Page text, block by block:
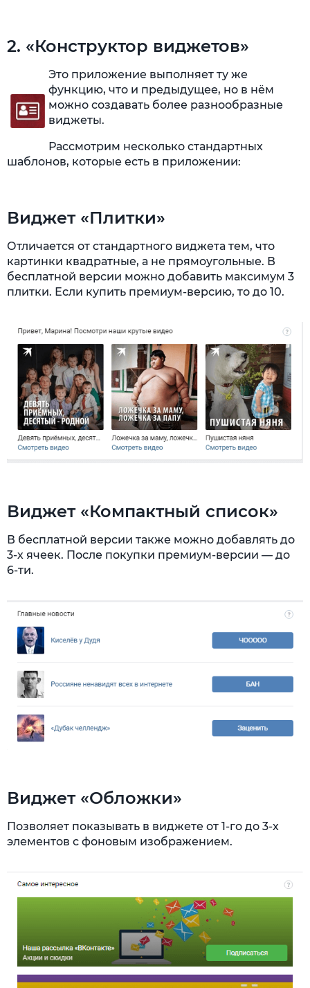
2. «Конструктор виджетов»
Это приложение выполняет ту же
функцию, что и предыдущее, но в нём
можно создавать более разнообразные
виджеты.
Рассмотрим несколько стандартных
шаблонов, которые есть в приложении:
Виджет «Плитки»
Отличается от стандартного виджета тем, что
картинки квадратные, а не прямоугольные. В
бесплатной версии можно добавить максимум 3
плитки. Если купить премиум-версию, то до 10.
Виджет «Компактный список»
В бесплатной версии также можно добавлять до
3-х ячеек. После покупки премиум-версии — до
6-ти.
Виджет «Обложки»
Позволяет показывать в виджете от 1-го до 3-х
элементов с фоновым изображением.